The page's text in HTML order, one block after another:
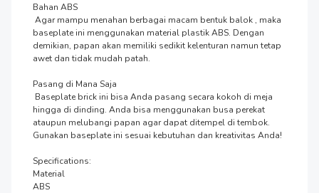
Bahan ABS
baseplate ini menggunakan material plastik ABS. Dengan
demikian, papan akan memiliki sedikit kelenturan namun tetap
awet dan tidak mudah patah.
Pasang di Mana Saja
hingga di dinding. Anda bisa menggunakan busa perekat
ataupun melubangi papan agar dapat ditempel di tembok.
Gunakan baseplate ini sesuai kebutuhan dan kreativitas Anda!
Specifications:
Material
ABS